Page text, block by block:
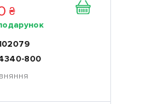
₴
800